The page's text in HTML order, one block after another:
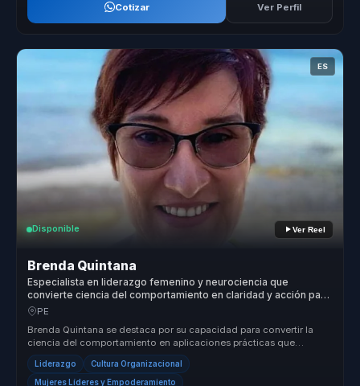
Cotizar Ver Perfil
ES
Disponible Ver Reel
Brenda Quintana
Especialista en liderazgo femenino y neurociencia que
convierte ciencia del comportamiento en claridad y acción para
mujeres líderes y equipos.
PE
Brenda Quintana se destaca por su capacidad para convertir la
ciencia del comportamiento en aplicaciones prácticas que
transforman organi...
Liderazgo Cultura Organizacional
Mujeres Líderes y Empoderamiento